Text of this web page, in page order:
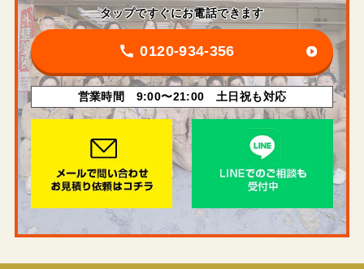
タップですぐにお電話できます
0120-934-356
営業時間 9:00〜21:00 土日祝も対応